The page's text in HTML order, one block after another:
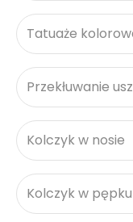
Tatuaże
Przekłuwanie
Kolczyk w nosie
Kolczyk w pępku